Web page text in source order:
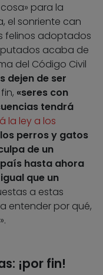
para la
el sonriente can
felinos adoptados
acaba de
del Código Civil
dejen de ser
«seres con
tendrá
la ley a los
perros y gatos
de un
hasta ahora
que un
a estas
entender por qué,
¡por fin!